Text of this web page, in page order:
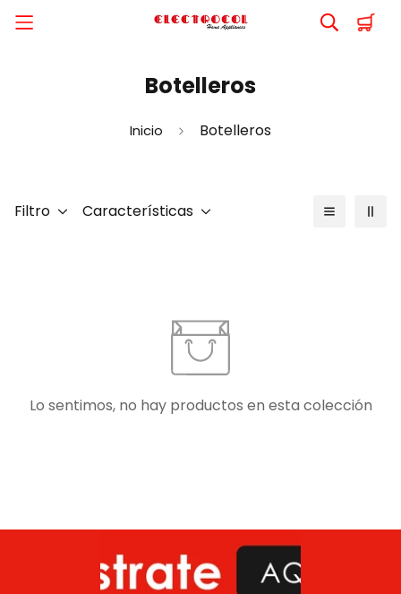
Botelleros
Inicio Botelleros
Filtro Características
Lo sentimos, no hay productos en esta colección